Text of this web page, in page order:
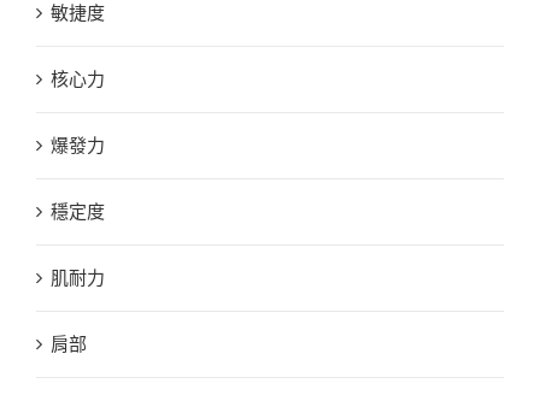
敏捷度
核心力
爆發力
穩定度
肌耐力
肩部